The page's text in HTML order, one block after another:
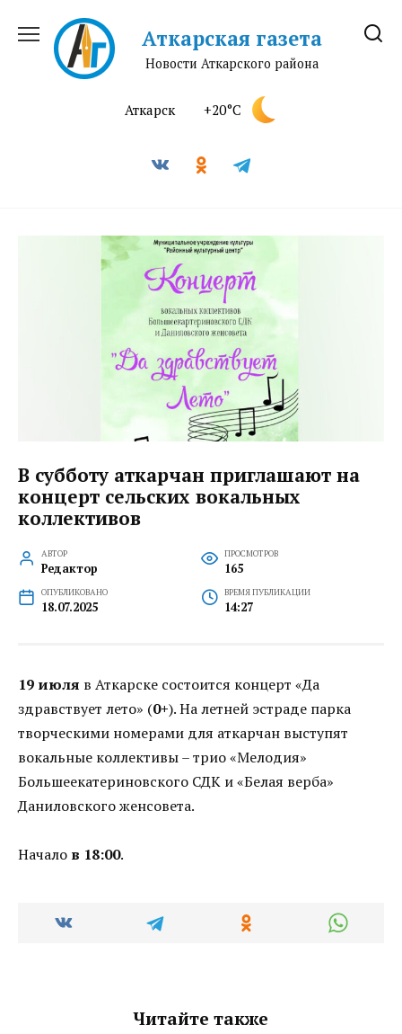
содержанию
Аткарская газета
Новости Аткарского района
Аткарск +20°C
В субботу аткарчан приглашают на
концерт сельских вокальных
коллективов
АВТОР
Редактор
ПРОСМОТРОВ
165
ОПУБЛИКОВАНО
18.07.2025
ВРЕМЯ ПУБЛИКАЦИИ
14:27
19 июля в Аткарске состоится концерт «Да
здравствует лето» (0+). На летней эстраде парка
творческими номерами для аткарчан выступят
вокальные коллективы – трио «Мелодия»
Большеекатериновского СДК и «Белая верба»
Даниловского женсовета.
Начало в 18:00.
Читайте также